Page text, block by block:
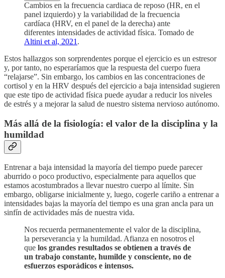
Cambios en la frecuencia cardiaca de reposo (HR, en el
panel izquierdo) y la variabilidad de la frecuencia
cardíaca (HRV, en el panel de la derecha) ante
diferentes intensidades de actividad física. Tomado de
Altini et al, 2021 .
Estos hallazgos son sorprendentes porque el ejercicio es un estresor
y, por tanto, no esperaríamos que la respuesta del cuerpo fuera
“relajarse”. Sin embargo, los cambios en las concentraciones de
cortisol y en la HRV después del ejercicio a baja intensidad sugieren
que este tipo de actividad física puede ayudar a reducir los niveles
de estrés y a mejorar la salud de nuestro sistema nervioso autónomo.
Más allá de la fisiología: el valor de la disciplina y la
humildad
Entrenar a baja intensidad la mayoría del tiempo puede parecer
aburrido o poco productivo, especialmente para aquellos que
estamos acostumbrados a llevar nuestro cuerpo al límite. Sin
embargo, obligarse inicialmente y, luego, cogerle cariño a entrenar a
intensidades bajas la mayoría del tiempo es una gran ancla para un
sinfín de actividades más de nuestra vida.
Nos recuerda permanentemente el valor de la disciplina,
la perseverancia y la humildad. Afianza en nosotros el
que los grandes resultados se obtienen a través de
un trabajo constante, humilde y consciente, no de
esfuerzos esporádicos e intensos.